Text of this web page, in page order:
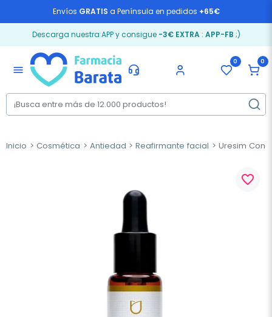
Envíos GRATIS a Península en pedidos +65€
Descarga nuestra APP y consigue -3€ EXTRA: APP-FB ;)
menu
0 0
Inicio Cosmética Antiedad Reafirmante facial Uresim
favorite_border